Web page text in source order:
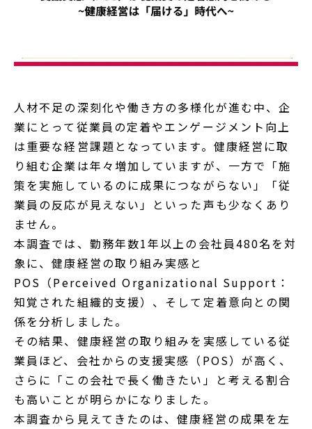
人材不足の深刻化や働き方の多様化が進む中、企
業にとって従業員の定着やエンゲージメント向上
は重要な経営課題となっています。健康経営に取
り組む企業は年々増加していますが、一方で「施
策を実施しているのに成果につながらない」「従
業員の反応が見えない」といった声も少なくあり
ません。
本調査では、勤務年数1年以上の会社員480名を対
象に、健康経営の取り組み実感と
POS（Perceived Organizational Support：
知覚された組織的支援）、そして定着意向との関
係を分析しました。
その結果、健康経営の取り組みを実感している従
業員ほど、会社からの支援実感（POS）が高く、
さらに「この会社で長く働きたい」と考える割合
も高いことが明らかになりました。
本調査から見えてきたのは、健康経営の成果を左